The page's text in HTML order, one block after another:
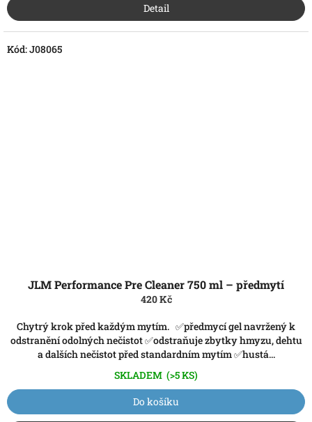
Detail
JLM Performance Pre Cleaner 750 ml – předmytí
420 Kč
Chytrý krok před každým mytím. ✅předmycí gel navržený k
odstranění odolných nečistot ✅odstraňuje zbytky hmyzu, dehtu
a dalších nečistot před standardním mytím ✅hustá...
SKLADEM (>5 KS)
Do košíku
Kód:J08065